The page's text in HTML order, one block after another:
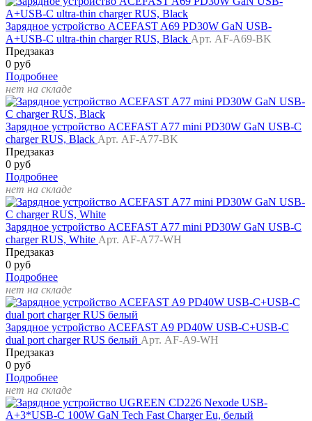
Зарядное устройство ACEFAST A69 PD30W GaN USB-
A+USB-C ultra-thin charger RUS, Black Арт. AF-A69-BK
Предзаказ
0 руб
Подробнее
нет на складе
Зарядное устройство ACEFAST A77 mini PD30W GaN USB-C
charger RUS, Black Арт. AF-A77-BK
Предзаказ
0 руб
Подробнее
нет на складе
Зарядное устройство ACEFAST A77 mini PD30W GaN USB-C
charger RUS, White Арт. AF-A77-WH
Предзаказ
0 руб
Подробнее
нет на складе
Зарядное устройство ACEFAST A9 PD40W USB-C+USB-C
dual port charger RUS белый Арт. AF-A9-WH
Предзаказ
0 руб
Подробнее
нет на складе